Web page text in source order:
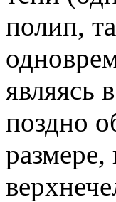
полип,
являясь
поздно